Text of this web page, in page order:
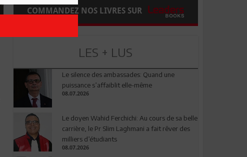
COMMANDEZ NOS LIVRES SUR
LES + LUS
Le silence des ambassades: Quand une
puissance s’affaiblit elle-même
08.07.2026
Le doyen Wahid Ferchichi: Au cours de sa belle
carrière, le Pr Slim Laghmani a fait rêver des
milliers d’étudiants
08.07.2026